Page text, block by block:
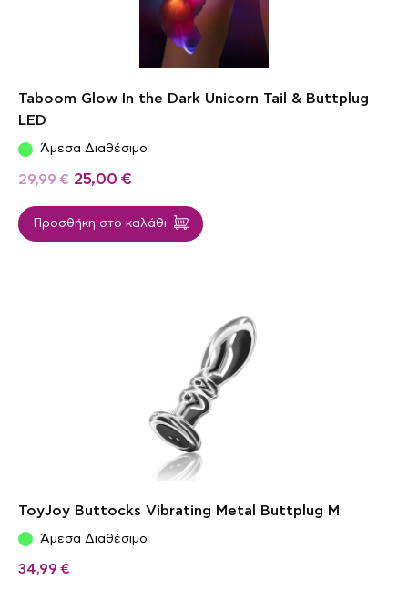
Taboom Glow In the Dark Unicorn Tail & Buttplug
LED
Άμεσα Διαθέσιμο
29,99€ 25,00 €
Προσθήκη στο καλάθι
ToyJoy Buttocks Vibrating Metal Buttplug M
Άμεσα Διαθέσιμο
34,99 €